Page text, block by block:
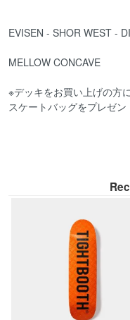
EVISEN - SHOR WEST -
MELLOW CONCAVE
※デッキをお買い上げの方
スケートバッグをプレゼン